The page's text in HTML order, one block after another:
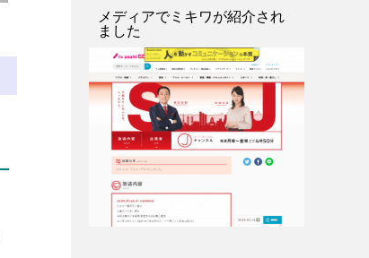
メディアでミキワが紹介され
ました